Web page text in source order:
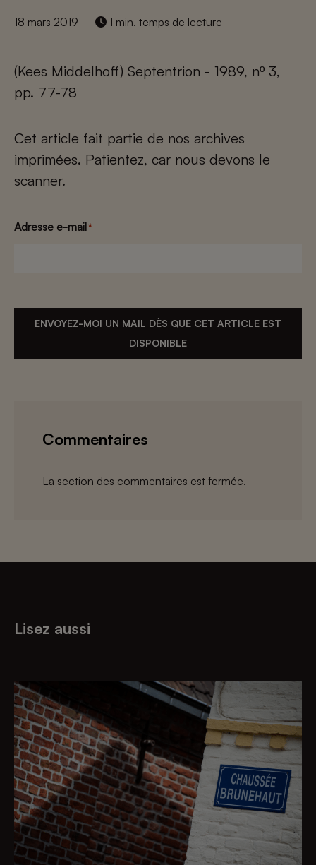
18 mars 2019 1 min. temps de lecture
(Kees Middelhoff) Septentrion - 1989, nº 3,
pp. 77-78
Cet article fait partie de nos archives
imprimées. Patientez, car nous devons le
scanner.
Adresse e-mail*
ENVOYEZ-MOI UN MAIL DÈS QUE CET ARTICLE EST
DISPONIBLE
Commentaires
La section des commentaires est fermée.
Lisez aussi